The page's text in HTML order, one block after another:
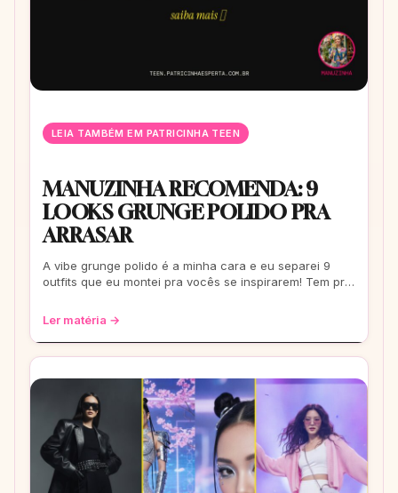
LEIA TAMBÉM EM PATRICINHA TEEN
MANUZINHA RECOMENDA: 9
LOOKS GRUNGE POLIDO PRA
ARRASAR
A vibe grunge polido é a minha cara e eu separei 9
outfits que eu montei pra vocês se inspirarem! Tem pra
Ler matéria →